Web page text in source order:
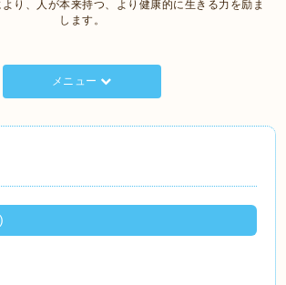
り、人が本来持つ、より健康的に生きる力を励ま
します。
メニュー